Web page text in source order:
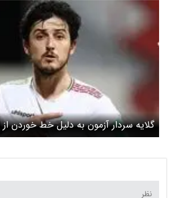
گلایه سردار آزمون به دلیل خط خوردن
فوتبال برای جام جهانی / رسم رفاقت